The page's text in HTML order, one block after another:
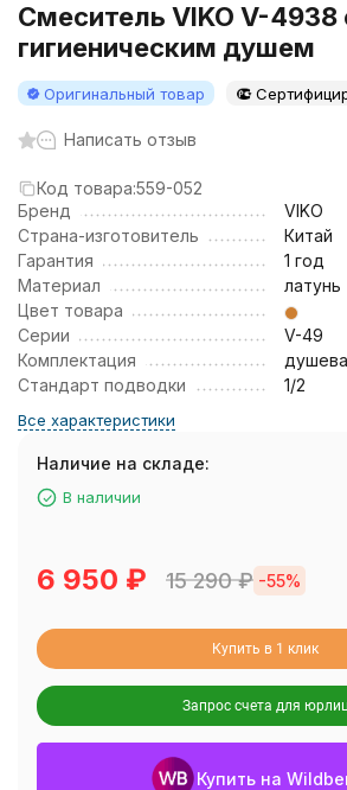
Смеситель VIKO V-4938
гигиеническим душем
Оригинальный товар
Написать отзыв
Код товара:559-052
Бренд
VIKO
Страна-изготовитель
Китай
Гарантия
1 год
Материал
латунь
Цвет товара
Серии
V-49
Комплектация
Стандарт подводки
1/2
Все характеристики
Наличие на складе:
В наличии
6 950 ₽ 15 290₽ -55%
Купить в 1 клик
Запрос счета для
Купить на